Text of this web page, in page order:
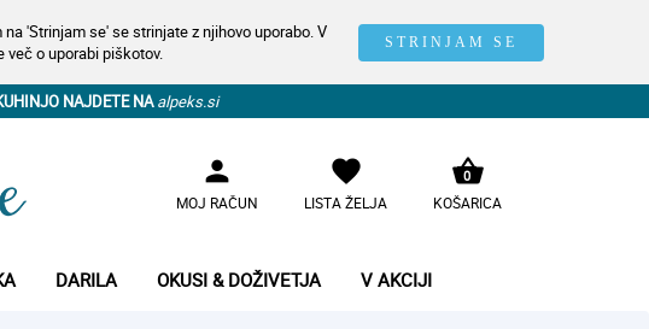
'Strinjam se' se strinjate z njihovo uporabo. V
več o uporabi piškotov. STRINJAM SE
NAJDETE NA alpeks.si
person
MOJ RAČUN
favorite
LISTA ŽELJA
shopping_basket
KOŠARICA
0
DARILA OKUSI & DOŽIVETJA V AKCIJI